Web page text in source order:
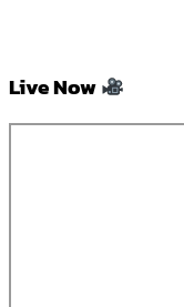
Live Now